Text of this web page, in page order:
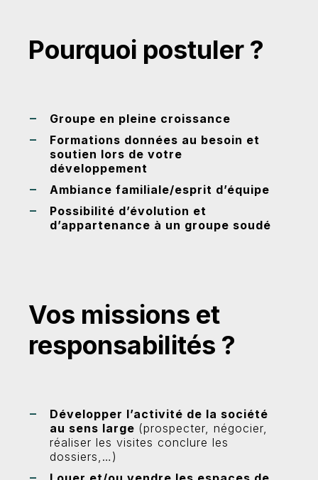
Pourquoi postuler ?
Groupe en pleine croissance
Formations données au besoin et
soutien lors de votre
développement
Ambiance familiale/esprit d’équipe
Possibilité d’évolution et
d’appartenance à un groupe soudé
Vos missions et
responsabilités ?
Développer l’activité de la société
au sens large (prospecter, négocier,
réaliser les visites conclure les
dossiers,…)